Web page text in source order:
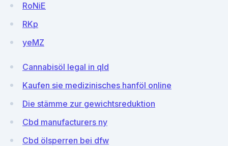
RoNiE
RKp
yeMZ
Cannabisöl legal in qld
Kaufen sie medizinisches hanföl online
Die stämme zur gewichtsreduktion
Cbd manufacturers ny
Cbd ölsperren bei dfw